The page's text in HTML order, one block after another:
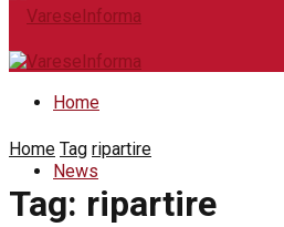
Home
News
Home Tag ripartire
Tag: ripartire